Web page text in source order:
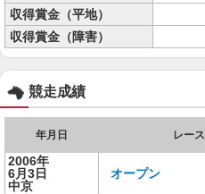
収得賞金（平地）
収得賞金（障害）
競走成績
年月日 レース
2006年
6月3日
中京
オープン